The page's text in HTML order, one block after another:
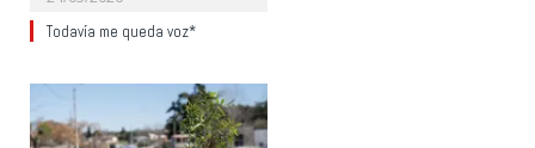
Todavía me queda voz*